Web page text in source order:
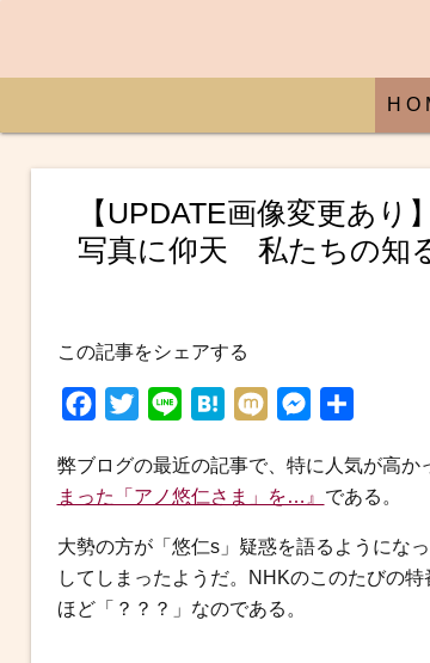
H O
【UPDATE画像変更あ
写真に仰天 私たちの知
この記事をシェアする
c
e
b
o
o
i
t
t
r
n
e
H
t
e
a
M
x
i
s
s
e
n
弊ブログの最近の記事で、特に人気が高か
まった「アノ悠仁さま」を…』 である。
大勢の方が「悠仁s」疑惑を語るようにな
してしまったようだ。NHKのこのたびの
ほど「？？？」なのである。